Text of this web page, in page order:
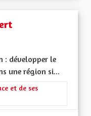
: développer le
une région si...
L'attractivité
et de ses